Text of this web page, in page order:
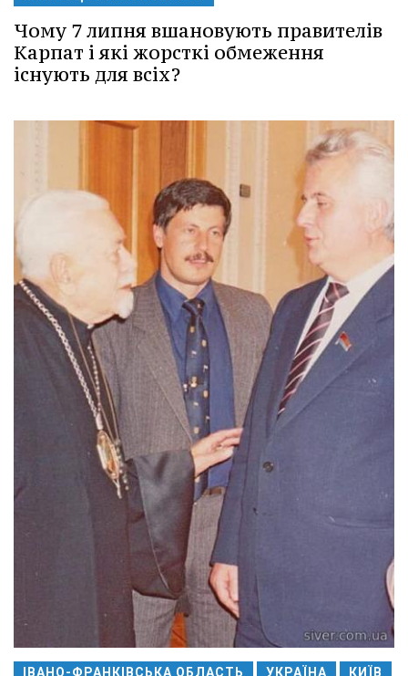
Чому 7 липня вшановують правителів
Карпат і які жорсткі обмеження
існують для всіх?
ІВАНО-ФРАНКІВСЬКА ОБЛАСТЬ УКРАЇНА КИЇВ